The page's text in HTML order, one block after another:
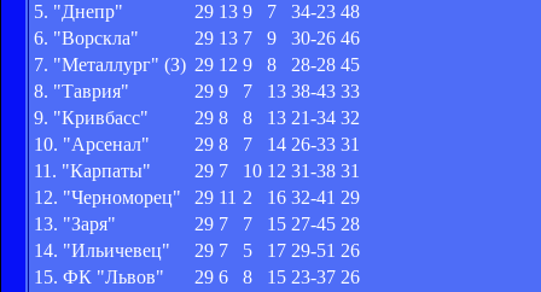
5. "Днепр"
29 13 9 7 34-23 48
6. "Ворскла"
29 13 7 9 30-26 46
7. "Металлург" (З) 29 12 9 8 28-28 45
8. "Таврия"
29 9 7 13 38-43 33
9. "Кривбасс"
29 8 8 13 21-34 32
10. "Арсенал"
29 8 7 14 26-33 31
11. "Карпаты"
29 7 10 12 31-38 31
12. "Черноморец"
29 11 2 16 32-41 29
13. "Заря"
29 7 7 15 27-45 28
14. "Ильичевец"
29 7 5 17 29-51 26
15. ФК "Львов"
29 6 8 15 23-37 26